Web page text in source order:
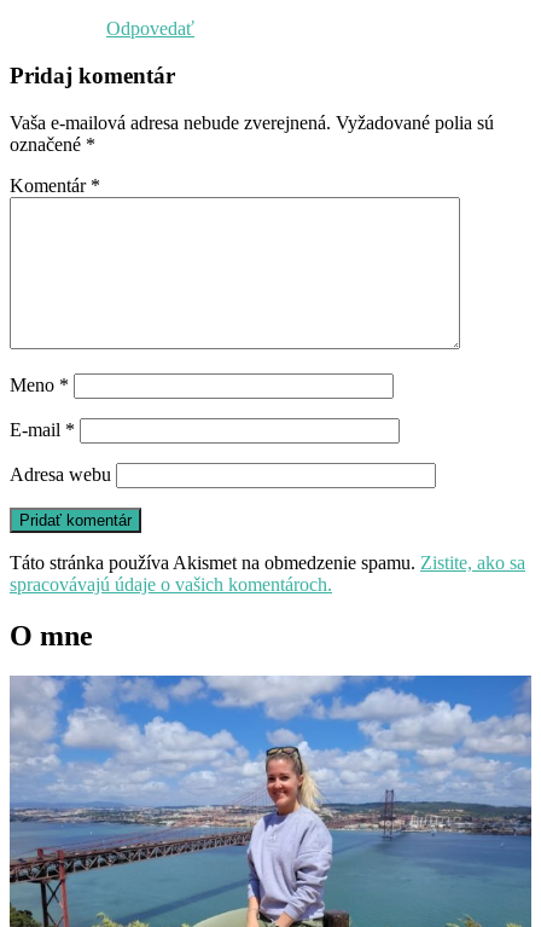
Odpovedať
Pridaj komentár
Vaša e-mailová adresa nebude zverejnená. Vyžadované polia sú
označené *
Komentár *
Meno *
E-mail *
Adresa webu
Táto stránka používa Akismet na obmedzenie spamu. Zistite, ako sa
spracovávajú údaje o vašich komentároch.
O mne